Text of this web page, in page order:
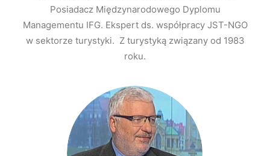
Posiadacz Międzynarodowego Dyplomu
Managementu IFG. Ekspert ds. współpracy JST-NGO
w sektorze turystyki. Z turystyką związany od 1983
roku.